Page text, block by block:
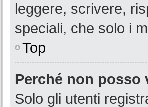
leggere, scrivere,
speciali, che solo i
Top
Perché non posso
Solo gli utenti